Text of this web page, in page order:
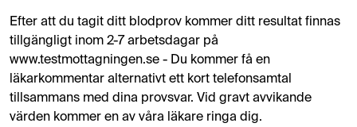
Efter att du tagit ditt blodprov kommer ditt resultat finnas
tillgängligt inom 2-7 arbetsdagar på
www.testmottagningen.se - Du kommer få en
läkarkommentar alternativt ett kort telefonsamtal
tillsammans med dina provsvar. Vid gravt avvikande
värden kommer en av våra läkare ringa dig.